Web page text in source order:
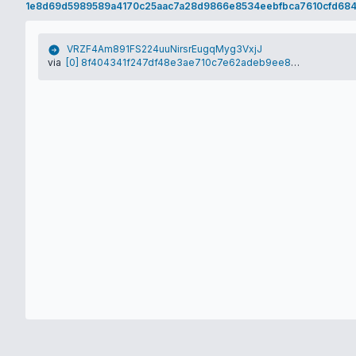
VRZF4Am891FS224uuNirsrEugqMyg3VxjJ
via
[0] 8f404341f247df48e3ae710c7e62adeb9ee8babdafe9de7d87ddd9ec32d9c63c